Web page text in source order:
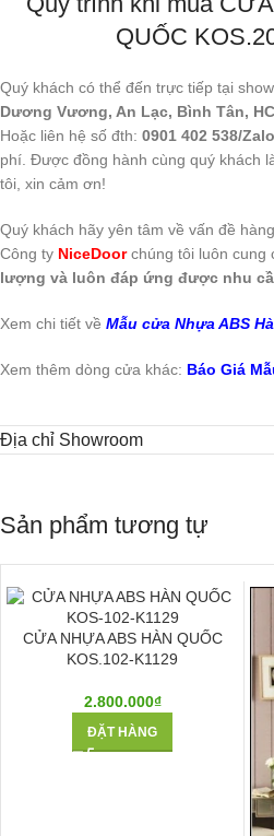
QUỐC
Quý khách có thể đến trực tiếp tại
Dương Vương, An Lạc, Bình Tân,
Hoặc liên hệ số đth: 0901 402 538/
phí. Được đồng hành cùng quý khách
tôi, xin cảm ơn!
Quý khách hãy yên tâm về vấn đề
Công ty NiceDoor chúng tôi luôn cung
lượng và luôn đáp ứng được nhu
Xem chi tiết về Mẫu cửa Nhựa ABS
Xem thêm dòng cửa khác: Báo Giá
Địa chỉ Showroom
Sản phẩm tương tự
CỬA NHỰA ABS HÀN QUỐC
KOS.102-K1129
2.800.000₫
ĐẶT HÀNG